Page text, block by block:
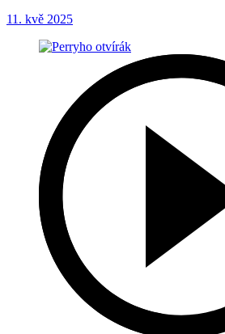
11. kvě 2025